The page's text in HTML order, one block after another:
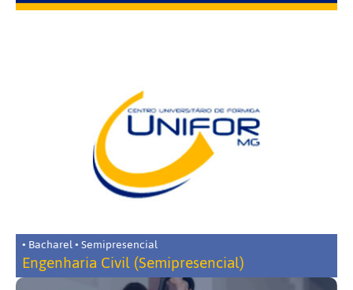
• Bacharel • Semipresencial
Engenharia Civil (Semipresencial)